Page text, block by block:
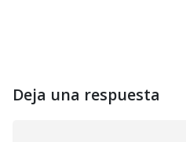
Deja una respuesta